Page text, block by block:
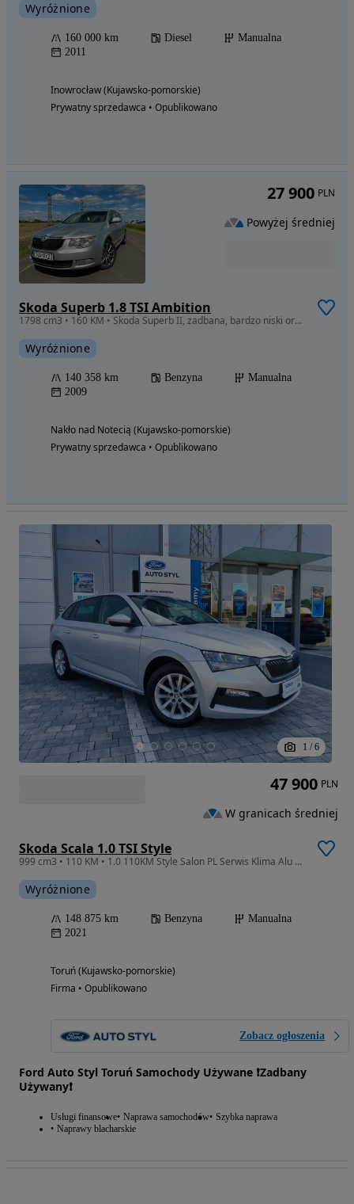
Wyróżnione
160 000 km Diesel
Manualna
2011
Inowrocław (Kujawsko-pomorskie)
Prywatny sprzedawca • Opublikowano
Skoda Superb 1.8 TSI Ambition
1798 cm3 • 160 KM • Skoda Superb II, zadbana, bardzo niski oryginalny przebieg
Wyróżnione
140 358 km Benzyna
Manualna
2009
Nakło nad Notecią (Kujawsko-pomorskie)
Prywatny sprzedawca • Opublikowano
27 900 PLN
Powyżej średniej
1 / 6
Skoda Scala 1.0 TSI Style
999 cm3 • 110 KM • 1.0 110KM Style Salon PL Serwis Klima Alu Kamera PDC Led Fotele FV23%
Wyróżnione
148 875 km Benzyna
Manualna
2021
Toruń (Kujawsko-pomorskie)
Firma • Opublikowano
Zobacz ogłoszenia
Ford Auto Styl Toruń Samochody Używane ❗️Zadbany
Używany❗️
Usługi finansowe Naprawa samochodów Szybka naprawa
Naprawy blacharskie
47 900 PLN
W granicach średniej